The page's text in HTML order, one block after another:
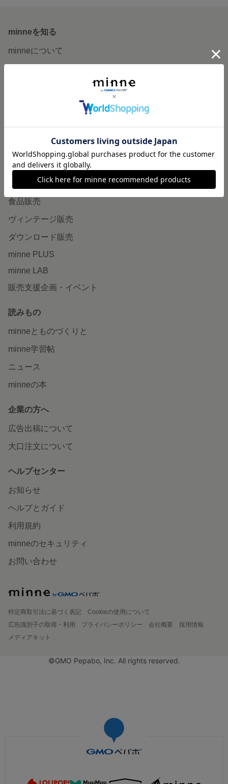
minneを知る
minneについて
作品販売について
minneで売りたい
食品販売
ヴィンテージ販売
ダウンロード販売
minne PLUS
minne LAB
販売支援企画・イベント
読みもの
minneとものづくりと
minne学習帖
ニュース
minneの本
企業の方へ
広告出稿について
大口注文について
ヘルプセンター
お知らせ
ヘルプとガイド
利用規約
minneのセキュリティ
お問い合わせ
特定商取引法に基づく表記
Cookieの使用について
広告識別子の取得・利用
プライバシーポリシー 会社概要
採用情報
メディアキット
©GMO Pepabo, Inc. All rights reserved.